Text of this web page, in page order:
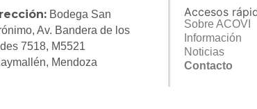
Bodega San
Av. Bandera de los
7518, M5521
Mendoza
Accesos
Sobre ACOVI
Información
Noticias
Contacto